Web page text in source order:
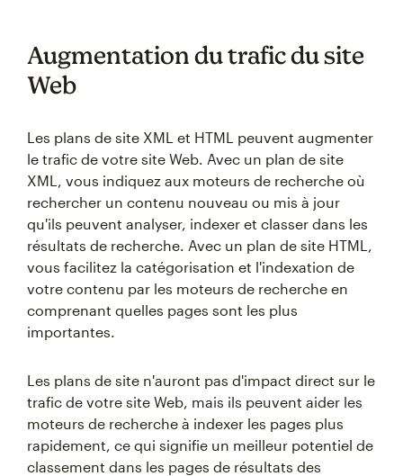
Augmentation du trafic du site
Web
Les plans de site XML et HTML peuvent augmenter
le trafic de votre site Web. Avec un plan de site
XML, vous indiquez aux moteurs de recherche où
rechercher un contenu nouveau ou mis à jour
qu'ils peuvent analyser, indexer et classer dans les
résultats de recherche. Avec un plan de site HTML,
vous facilitez la catégorisation et l'indexation de
votre contenu par les moteurs de recherche en
comprenant quelles pages sont les plus
importantes.
Les plans de site n'auront pas d'impact direct sur le
trafic de votre site Web, mais ils peuvent aider les
moteurs de recherche à indexer les pages plus
rapidement, ce qui signifie un meilleur potentiel de
classement dans les pages de résultats des